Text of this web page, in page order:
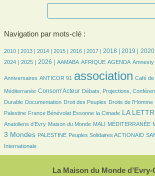
Navigation par mots-clé :
5/1779
2010 |
5/17792013 |
133/1779 2014 |
252/1779 2015 |
301/1779 2016 |
349/1779 2017 |
471/1779 2018 |
503/1779 2019 |
442/1779 2020 |
445/1779
342/1779
357/1779
349/1779
2024 |
383/1779
2025 |
494/1779 2026 |
50/1779 AAMABA
141/1779 AFRIQUE
349/1779 AGENDA
5/1779 Amnesty
23/1779
Anniversaires ANTICOR 91 association Café de
Méditerranée
485/1779 Consom’Acteur
101/1779 Débats, Projections,
114/1779
Durable
39/1779Documentation
19/1779 Droit des Peuples
115/1779 Droits de l’Homme
24/1779
5/1779
Palestine
104/1779France Bénévolat Essonne
26/1779 la Cimade
715/1779 LA
26/1779
Anatoliens d’Evry
81/1779 Maison du Monde
15/1779 MALI
5/1779 MÉDITERRANÉE
107/1779
709/1779
3 Mondes
64/1779 PALESTINE
70/1779 Peuples Solidaires ACTIONAID
84/1779
178/1779
Internationale
La Maison du Monde